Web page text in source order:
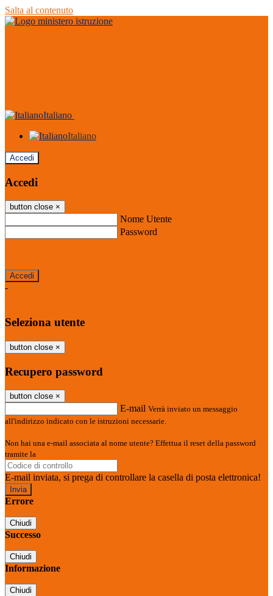
Salta al contenuto
Italiano
Italiano
Accedi
Accedi
button close ×
Nome Utente
Password
-
Seleziona utente
button close ×
Recupero password
button close ×
E-mail Verrà inviato un messaggio
all'indirizzo indicato con le istruzioni necessarie.
Non hai una e-mail associata al nome utente? Effettua il reset della password
tramite la
E-mail inviata, si prega di controllare la casella di posta elettronica!
Errore
Chiudi
Successo
Chiudi
Informazione
Chiudi